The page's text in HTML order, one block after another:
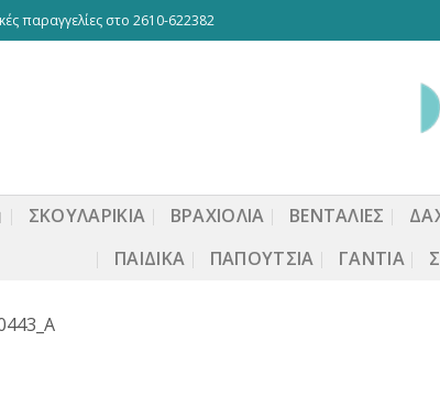
παραγγελίες στο 2610-622382
ΣΚΟΥΛΑΡΙΚΙΑ ΒΡΑΧΙΟΛΙΑ ΒΕΝΤΆΛΙΕΣ
ΠΑΙΔΙΚΆ
ΠΑΠΟΎΤΣΙΑ ΓΆΝΤΙΑ